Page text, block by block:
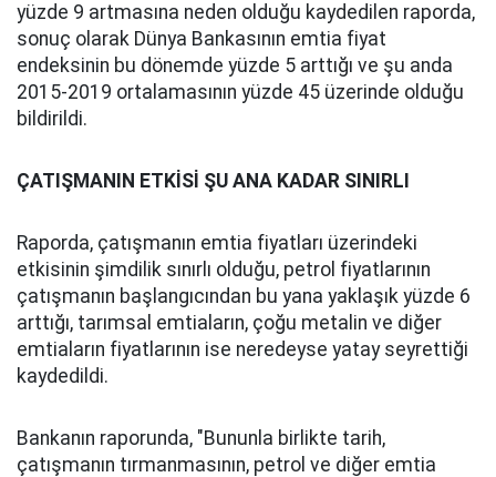
yüzde 9 artmasına neden olduğu kaydedilen raporda,
sonuç olarak Dünya Bankasının emtia fiyat
endeksinin bu dönemde yüzde 5 arttığı ve şu anda
2015-2019 ortalamasının yüzde 45 üzerinde olduğu
bildirildi.
ÇATIŞMANIN ETKİSİ ŞU ANA KADAR SINIRLI
Raporda, çatışmanın emtia fiyatları üzerindeki
etkisinin şimdilik sınırlı olduğu, petrol fiyatlarının
çatışmanın başlangıcından bu yana yaklaşık yüzde 6
arttığı, tarımsal emtiaların, çoğu metalin ve diğer
emtiaların fiyatlarının ise neredeyse yatay seyrettiği
kaydedildi.
Bankanın raporunda, "Bununla birlikte tarih,
çatışmanın tırmanmasının, petrol ve diğer emtia